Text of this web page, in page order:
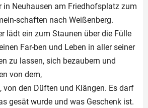
in Neuhausen am Friedhofsplatz zum
schaften nach Weißenberg.
lädt ein zum Staunen über die Fülle
Far-ben und Leben in aller seiner
zu lassen, sich bezaubern und
von dem,
von den Düften und Klängen. Es darf
gesät wurde und was Geschenk ist.